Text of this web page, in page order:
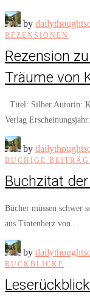
by
REZENSIONEN
Rezension
Träume von
Titel: Silber Autorin:
Verlag
by
BUCHIGE
Buchzitat
Bücher müssen schwer
aus Tintenherz von…
by
RÜCKBLICKE